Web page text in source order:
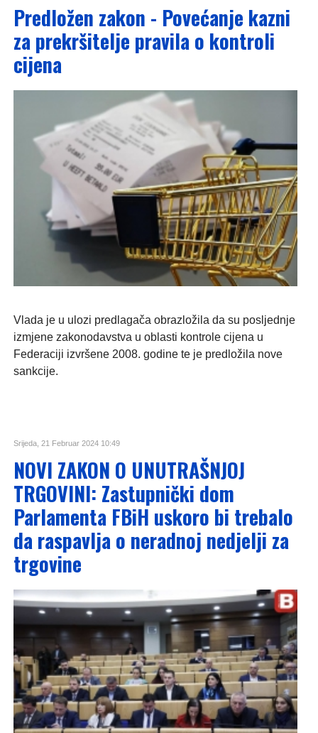
Predložen zakon - Povećanje kazni
za prekršitelje pravila o kontroli
cijena
Vlada je u ulozi predlagača obrazložila da su posljednje
izmjene zakonodavstva u oblasti kontrole cijena u
Federaciji izvršene 2008. godine te je predložila nove
sankcije.
Srijeda, 21 Februar 2024 10:49
NOVI ZAKON O UNUTRAŠNJOJ
TRGOVINI: Zastupnički dom
Parlamenta FBiH uskoro bi trebalo
da raspavlja o neradnoj nedjelji za
trgovine